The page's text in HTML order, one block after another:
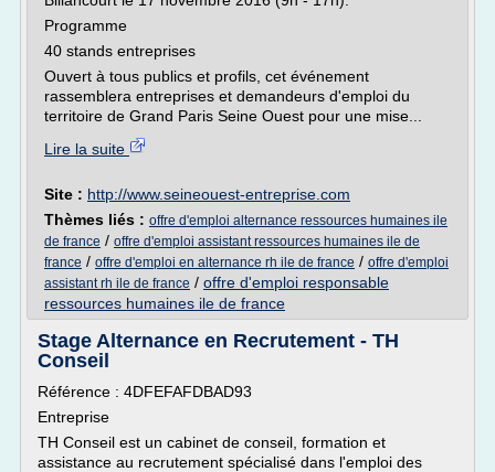
Programme
40 stands entreprises
Ouvert à tous publics et profils, cet événement
rassemblera entreprises et demandeurs d'emploi du
territoire de Grand Paris Seine Ouest pour une mise...
Lire la suite
Site : http://www.seineouest-entreprise.com
Thèmes liés : offre d'emploi alternance ressources humaines ile
de france / offre d'emploi assistant ressources humaines ile de
france / offre d'emploi en alternance rh ile de france / offre d'emploi
assistant rh ile de france / offre d'emploi responsable
ressources humaines ile de france
Stage Alternance en Recrutement - TH
Conseil
Référence : 4DFEFAFDBAD93
Entreprise
TH Conseil est un cabinet de conseil, formation et
assistance au recrutement spécialisé dans l'emploi des